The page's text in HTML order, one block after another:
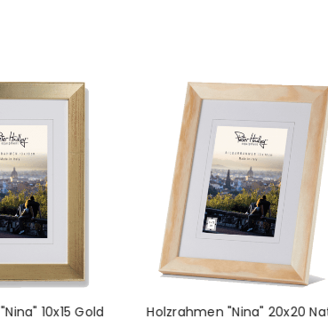
bleiben
Please select all the ways
Ich stimme zu
Ja, ich möchte ein
Datenschutzerklärung.
REGISTRIEREN
10x15 Gold Holzrahmen "Nina" 20x20